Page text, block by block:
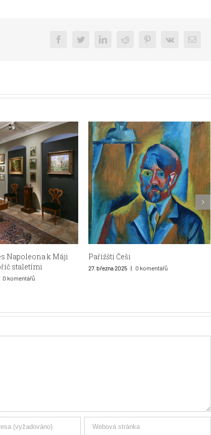
FacebookTwitterLinkedInReddit PinterestVk Email
0 komentářů
Na co se můžete těšit v roce 2025
v Arthouse Hejtmánek